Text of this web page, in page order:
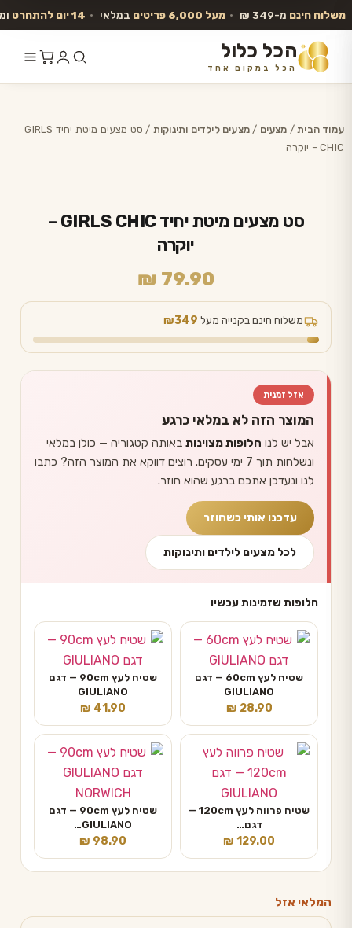
משלוח חינם מ-349 ₪ • מעל 6,000 פריטים במלאי • 14 יום להתחרט
הכל כלול
הכל במקום אחד
עמוד הבית/ מצעים /מצעים לילדים ותינוקות
/ סט מצעים מיטת יחיד GIRLS
CHIC – יוקרה
סט מצעים מיטת יחיד GIRLS CHIC –
יוקרה
₪ 79.90
משלוח חינם בקנייה מעל ₪349
אזל זמנית
המוצר הזה לא במלאי כרגע
אבל יש לנו חלופות מצוינות באותה קטגוריה — כולן במלאי
ונשלחות תוך 7 ימי עסקים. רוצים דווקא את המוצר הזה? כתבו
לנו ונעדכן אתכם ברגע שהוא חוזר.
עדכנו אותי כשחוזר
לכל מצעים לילדים ותינוקות
חלופות שזמינות עכשיו
שטיח לעץ 60cm — דגם
GIULIANO
₪ 28.90
שטיח לעץ 90cm — דגם
GIULIANO
₪ 41.90
שטיח פרווה לעץ 120cm —
דגם…
₪ 129.00
שטיח לעץ 90cm — דגם
GIULIANO…
₪ 98.90
המלאי אזל